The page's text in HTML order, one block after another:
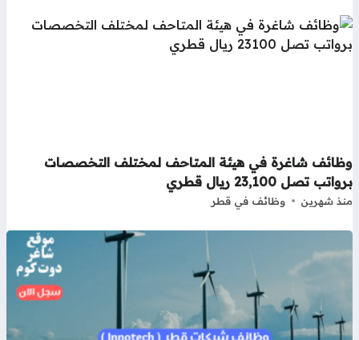
شاغرة في هيئة المتاحف لمختلف التخصصات
تصل 23,100 ريال قطري
شهرين وظائف في قطر